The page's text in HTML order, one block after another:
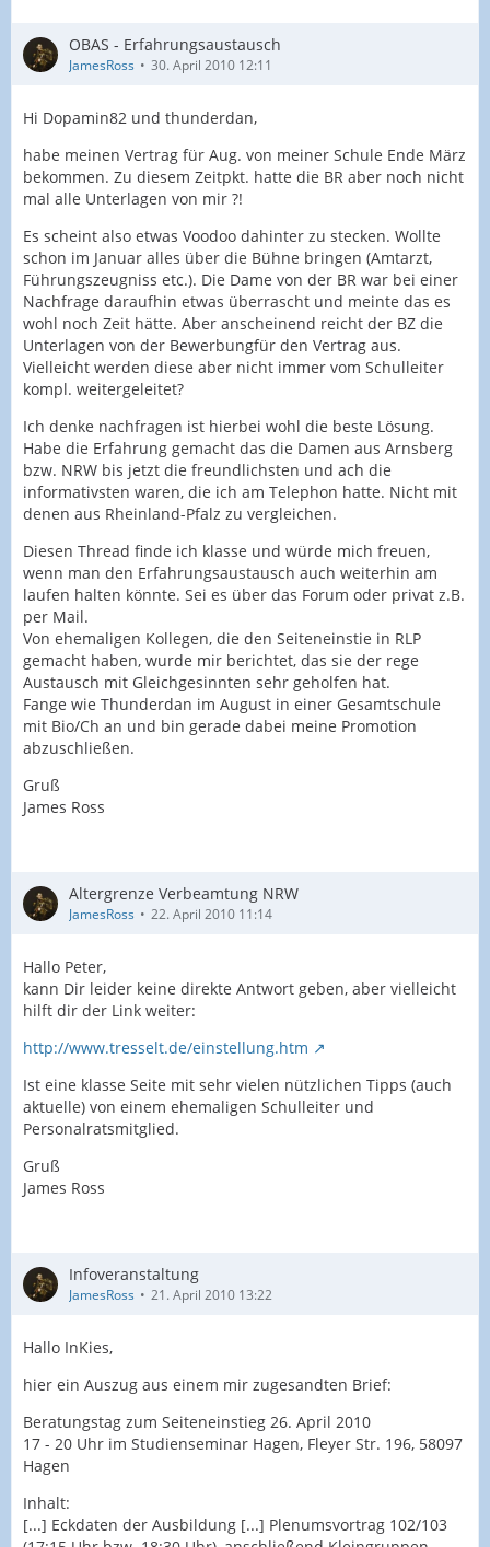
OBAS - Erfahrungsaustausch
JamesRoss 30. April 2010 12:11
Hi Dopamin82 und thunderdan,
habe meinen Vertrag für Aug. von meiner Schule Ende März
bekommen. Zu diesem Zeitpkt. hatte die BR aber noch nicht
mal alle Unterlagen von mir ?!
Es scheint also etwas Voodoo dahinter zu stecken. Wollte
schon im Januar alles über die Bühne bringen (Amtarzt,
Führungszeugniss etc.). Die Dame von der BR war bei einer
Nachfrage daraufhin etwas überrascht und meinte das es
wohl noch Zeit hätte. Aber anscheinend reicht der BZ die
Unterlagen von der Bewerbungfür den Vertrag aus.
Vielleicht werden diese aber nicht immer vom Schulleiter
kompl. weitergeleitet?
Ich denke nachfragen ist hierbei wohl die beste Lösung.
Habe die Erfahrung gemacht das die Damen aus Arnsberg
bzw. NRW bis jetzt die freundlichsten und ach die
informativsten waren, die ich am Telephon hatte. Nicht mit
denen aus Rheinland-Pfalz zu vergleichen.
Diesen Thread finde ich klasse und würde mich freuen,
wenn man den Erfahrungsaustausch auch weiterhin am
laufen halten könnte. Sei es über das Forum oder privat z.B.
per Mail.
Von ehemaligen Kollegen, die den Seiteneinstie in RLP
gemacht haben, wurde mir berichtet, das sie der rege
Austausch mit Gleichgesinnten sehr geholfen hat.
Fange wie Thunderdan im August in einer Gesamtschule
mit Bio/Ch an und bin gerade dabei meine Promotion
abzuschließen.
Gruß
James Ross
Altergrenze Verbeamtung NRW
JamesRoss 22. April 2010 11:14
Hallo Peter,
kann Dir leider keine direkte Antwort geben, aber vielleicht
hilft dir der Link weiter:
http://www.tresselt.de/einstellung.htm
Ist eine klasse Seite mit sehr vielen nützlichen Tipps (auch
aktuelle) von einem ehemaligen Schulleiter und
Personalratsmitglied.
Gruß
James Ross
Infoveranstaltung
JamesRoss 21. April 2010 13:22
Hallo InKies,
hier ein Auszug aus einem mir zugesandten Brief:
Beratungstag zum Seiteneinstieg 26. April 2010
17 - 20 Uhr im Studienseminar Hagen, Fleyer Str. 196, 58097
Hagen
Inhalt:
[...] Eckdaten der Ausbildung [...] Plenumsvortrag 102/103